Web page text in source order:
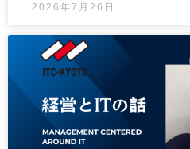
2026年7月26日